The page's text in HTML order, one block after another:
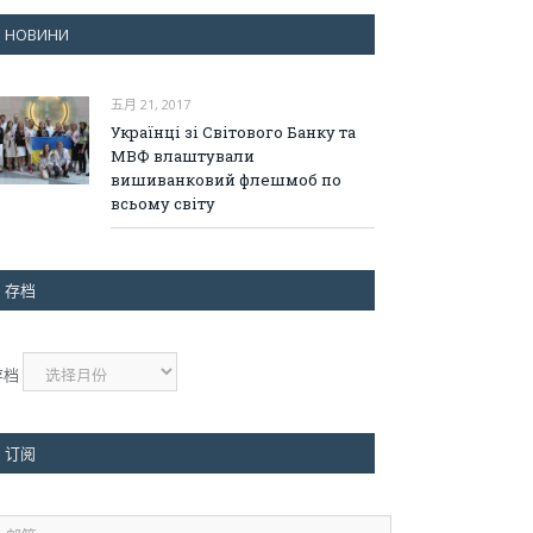
НОВИНИ
五月 21, 2017
Українці зі Світового Банку та
МВФ влаштували
вишиванковий флешмоб по
всьому світу
存档
订阅